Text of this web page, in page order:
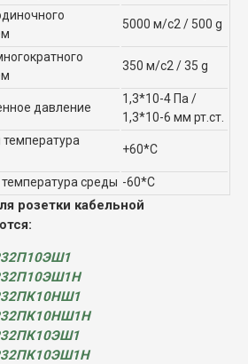
5000 м/с2 / 500 g
350 м/с2 / 35 g
давление
1,3*10-4 Па /
1,3*10-6 мм рт.ст.
+60*С
среды -60*С
розетки кабельной